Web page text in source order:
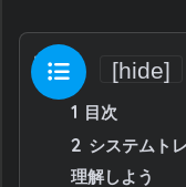
目次 [hide]
1 目次
2 システムト
理解しよう